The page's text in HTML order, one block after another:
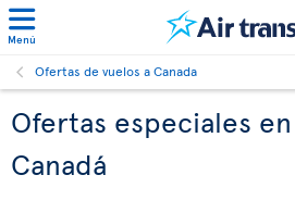
Menú
Ofertas de vuelos a Canada
Ofertas especiales
Canadá